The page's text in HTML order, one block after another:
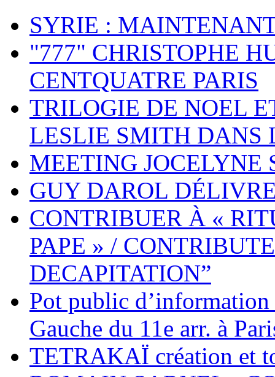
SYRIE :
"777" CHRISTOPHE
CENTQUATRE PARIS
TRILOGIE DE NOEL
LESLIE SMITH DANS
MEETING JOCELYNE
GUY DAROL
CONTRIBUER À «
PAPE » /
DECAPITATION”
Pot public
Gauche du 11e arr. à
TETRAKAÏ création et